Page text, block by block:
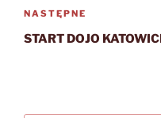
Następny
wpis
NASTĘPNE
START DOJO